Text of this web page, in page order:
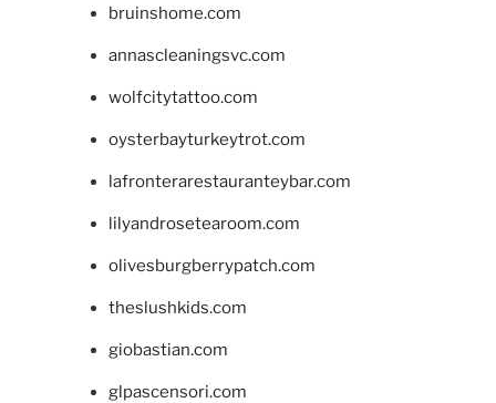
bruinshome.com
annascleaningsvc.com
wolfcitytattoo.com
oysterbayturkeytrot.com
lafronterarestauranteybar.com
lilyandrosetearoom.com
olivesburgberrypatch.com
theslushkids.com
giobastian.com
glpascensori.com